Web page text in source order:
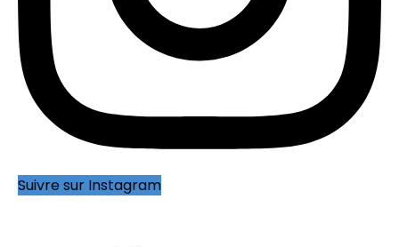
Suivre sur Instagram